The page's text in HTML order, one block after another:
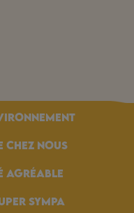
chez nous
agréable
Sympa